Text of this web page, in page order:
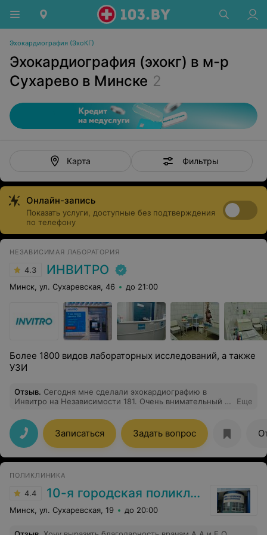
Эхокардиография (ЭхоКГ)
Эхокардиография (эхокг) в м-р
Сухарево в Минске 2
Карта Фильтры
Онлайн-запись
Показать услуги, доступные без подтверждения
по телефону
НЕЗАВИСИМАЯ ЛАБОРАТОРИЯ
4.3 ИНВИТРО
Минск, ул. Сухаревская, 46 до 21:00
Более 1800 видов лабораторных исследований, а также
УЗИ
Отзыв. Сегодня мне сделали эхокардиографию в
Инвитро на Независимости 181. Очень внимательный и
Алексеевна.Приятные администраторы и медсестра.
Еще
Записаться Задать вопрос
ПОЛИКЛИНИКА
4.4 10-я городская поликлиника г. Минска
Минск, ул. Сухаревская, 19 до 20:00